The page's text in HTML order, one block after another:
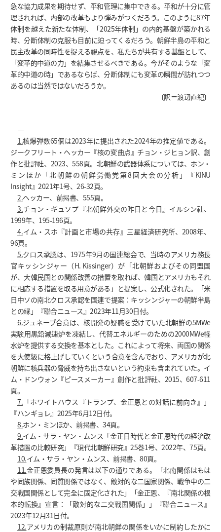
急な協力成果を期待せず、平和管理に集中できる。平和が十分に管
理されれば、内部の改革もより弾みがつくだろう。このように87年
体制を越えた新たな体制、「2025年体制」の内的基盤が築かれる
時、分断体制の克服も目前に迫ってくるだろう。朝鮮半島の平和と
民主改革の同時性を捉える視点を、私たちが共有する基盤として、
「変革的中道の力」を結集させるべきである。今がそのような「変
革的中道の時」であるならば、分断体制にも変革の瞬間が訪れつつ
あるのは当然ではないだろうか。
〔訳＝渡辺直紀〕
―
1.核爆弾数65個は2023年に提出された2024年の推定値である。
ジークフリート・ヘッカー『核の変曲点』チョン・ジヒョン訳、創
作と批評社、2023、558頁。北朝鮮の武器体系については、ホン・
ミンほか「北朝鮮の朝鮮労働党第8回大会の分析」『KINU
Insight』2021年1号、26-32頁。
2.ヘッカー、前掲書、555頁。
3.チョン・ギュソプ『北朝鮮外交の昨日と今日』イルシン社、
1999年、195-196頁。
4.イム・スホ『計画と市場の共存』三星経済研究所、2008年、
96頁。
5.クロス承認は、1975年9月の国連総会で、当時のアメリカ務長
官キッシンジャー（H. Kissinger）が「北朝鮮およびその同盟国
が、大韓民国との関係改善の措置を取れば、韓国とアメリカもそれ
に相応する措置を取る用意がある」と提案し、公式化された。「米
日中ソの南北クロス承認を国連で提案：キッシンジャーの朝鮮半島
との縁」『聯合ニュース』2023年11月30日付。
6.ジュネーブ合意は、核開発の疑惑を受けていた北朝鮮の5MWe
実験用黒鉛減速炉を凍結し、代替エネルギーのための2000MWe軽
水炉を提供する交換を基本とした。これによって将来、両国の関係
を大使級に格上げしていくという合意を含んでおり、アメリカが北
朝鮮に核兵器の脅威を持ち出さないという約束も含まれていた。イ
ム・ドンウォン『ピースメーカー』創作と批評社、2015、607-611
頁。
7. 「ホワイトハウス『トランプ、金正恩との対話に前向き』」
『ハンギョレ』2025年6月12日付。
8.ホン・ミンほか、前掲書、34頁。
9.イム・サラ・ヤン・ムンス「金正日時代と金正恩時代の経済改
革措置の比較研究」『現代北朝鮮研究』25巻1号、2022年、75頁。
10.イム・サラ・ヤン・ムンス、前掲書、80頁。
11.金正恩委員長の発言は以下の通りである。「北南関係はもは
や同族関係、同質関係ではなく、敵対的な二国家関係、戦争中の二
交戦国関係として完全に固定化された」「金正恩、『南北関係の根
本的転換』宣言：「敵対的な二交戦国関係」」『聯合ニュース』
2023年12月31日付。
12.アメリカの制裁原則が南北朝鮮の関係をいかに制約したかに